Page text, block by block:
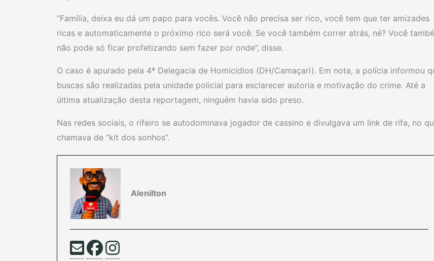
“Família, deixa eu dá um papo para vocês. Você não precisa ser rico, você tem que ter amizades
ricas e automaticamente o próximo rico será você. Se você também correr atrás, né? Você
não pode só ficar profetizando sem fazer por onde”, disse.
O caso é apurado pela 4ª Delegacia de Homicídios (DH/Camaçari). Em nota, a polícia informou
buscas são realizadas pela unidade policial para esclarecer autoria e motivação do crime. Até a
última atualização desta reportagem, ninguém havia sido preso.
Nas redes sociais, o rifeiro se autodominava jogador de cassino e divulgava um link de rifa, no
chamava de “kit dos sonhos”.
Alenilton